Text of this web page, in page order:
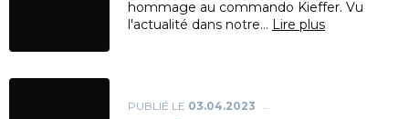
hommage au commando Kieffer. Vu
l'actualité dans notre… Lire plus
PUBLIÉ LE 03.04.2023